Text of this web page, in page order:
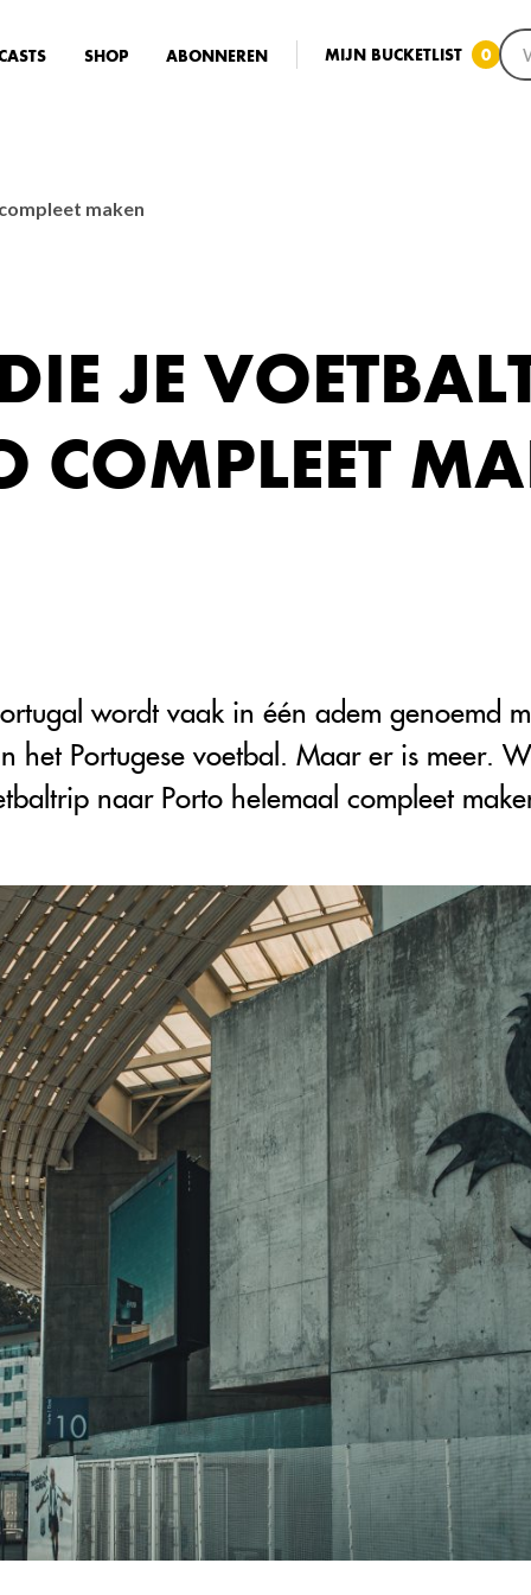
SHOP ABONNEREN MIJN BUCKETLIST 0
maken
JE
COMPLEET
wordt vaak in één adem genoemd
het Portugese voetbal. Maar er is meer.
naar Porto helemaal compleet